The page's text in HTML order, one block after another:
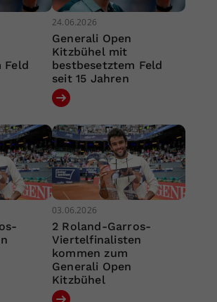
Feld
24.06.2026
Generali Open
Kitzbühel mit
bestbesetztem Feld
seit 15 Jahren
03.06.2026
2 Roland-Garros-
Viertelfinalisten
kommen zum
Generali Open
Kitzbühel